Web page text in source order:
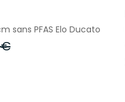
sans PFAS Elo Ducato
€